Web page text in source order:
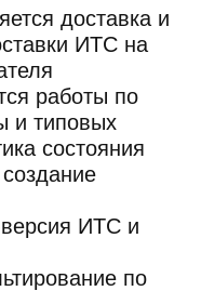
доставка и
ИТС на
работы по
и типовых
состояния
версия ИТС и
по